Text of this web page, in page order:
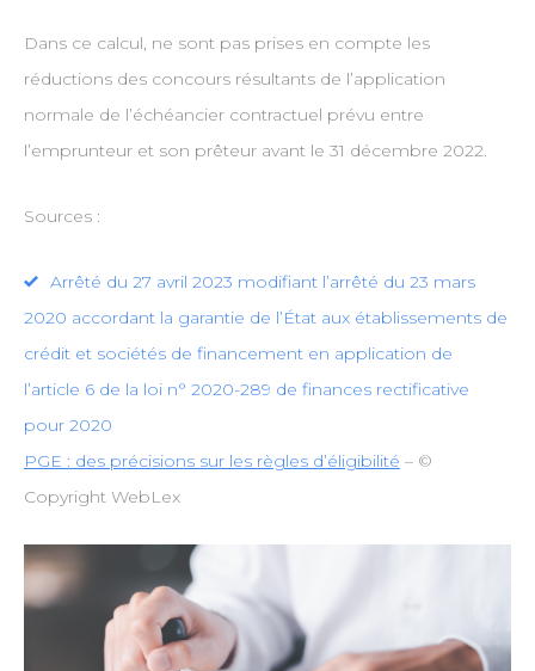
Dans ce calcul, ne sont pas prises en compte les
réductions des concours résultants de l’application
normale de l’échéancier contractuel prévu entre
l’emprunteur et son prêteur avant le 31 décembre 2022.
Sources :
Arrêté du 27 avril 2023 modifiant l’arrêté du 23 mars
2020 accordant la garantie de l’État aux établissements de
crédit et sociétés de financement en application de
l’article 6 de la loi n° 2020-289 de finances rectificative
pour 2020
PGE : des précisions sur les règles d’éligibilité – ©
Copyright WebLex